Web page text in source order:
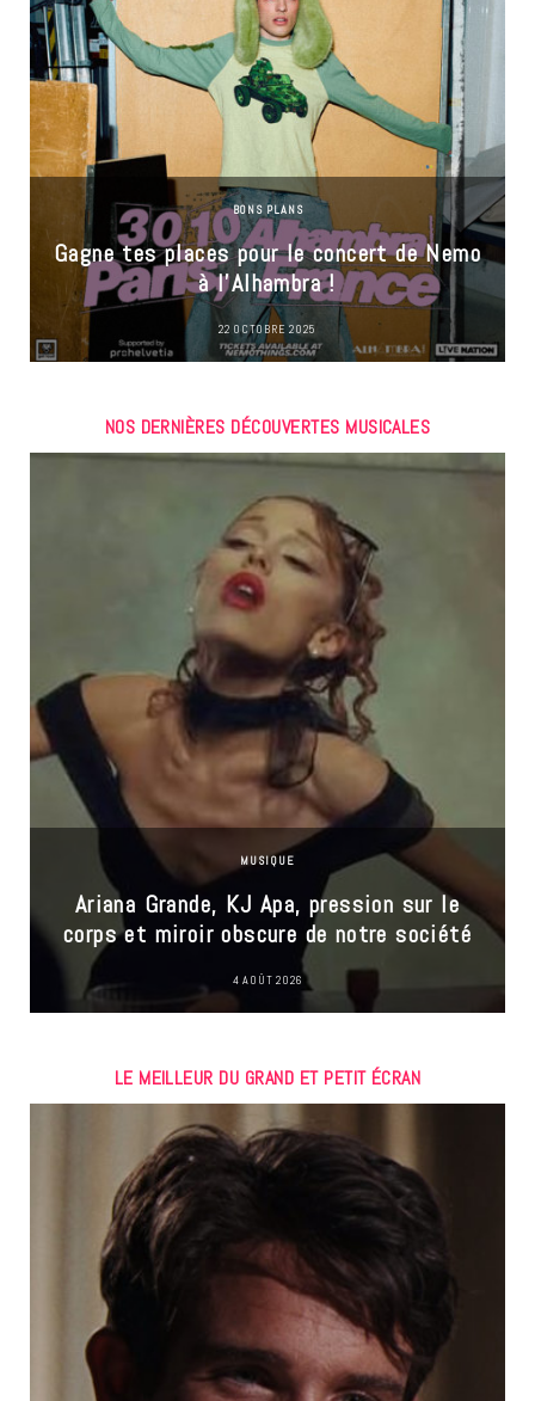
BONS PLANS
Gagne tes places pour le concert de Nemo
à l’Alhambra !
22 OCTOBRE 2025
NOS DERNIÈRES DÉCOUVERTES MUSICALES
MUSIQUE
Ariana Grande, KJ Apa, pression sur le
corps et miroir obscure de notre société
4 AOÛT 2026
LE MEILLEUR DU GRAND ET PETIT ÉCRAN